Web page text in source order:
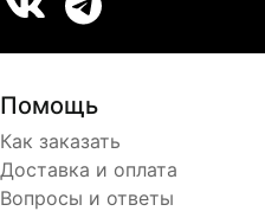
Помощь
Как заказать
Доставка и оплата
Вопросы и ответы